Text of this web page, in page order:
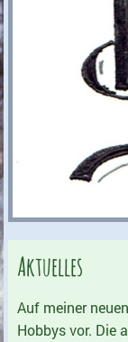
Aktuelles
Auf meiner
Hobbys vor. Die